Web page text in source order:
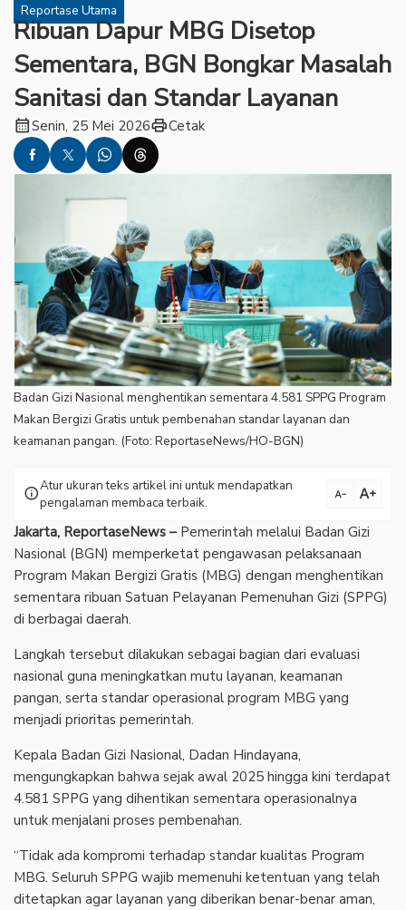
Reportase Utama
Ribuan Dapur MBG Disetop
Sementara, BGN Bongkar Masalah
Sanitasi dan Standar Layanan
calendar_monthSenin, 25 Mei 2026printCetak
Badan Gizi Nasional menghentikan sementara 4.581 SPPG Program
Makan Bergizi Gratis untuk pembenahan standar layanan dan
keamanan pangan. (Foto: ReportaseNews/HO-BGN)
infoAtur ukuran teks artikel ini untuk mendapatkan
pengalaman membaca terbaik.
text_decrease text_increase
Jakarta, ReportaseNews –Pemerintah melalui Badan Gizi
Nasional (BGN) memperketat pengawasan pelaksanaan
Program Makan Bergizi Gratis (MBG) dengan menghentikan
sementara ribuan Satuan Pelayanan Pemenuhan Gizi (SPPG)
di berbagai daerah.
‎Langkah tersebut dilakukan sebagai bagian dari evaluasi
nasional guna meningkatkan mutu layanan, keamanan
pangan, serta standar operasional program MBG yang
menjadi prioritas pemerintah.
‎Kepala Badan Gizi Nasional, Dadan Hindayana,
mengungkapkan bahwa sejak awal 2025 hingga kini terdapat
4.581 SPPG yang dihentikan sementara operasionalnya
untuk menjalani proses pembenahan.
‎“Tidak ada kompromi terhadap standar kualitas Program
MBG. Seluruh SPPG wajib memenuhi ketentuan yang telah
ditetapkan agar layanan yang diberikan benar-benar aman,